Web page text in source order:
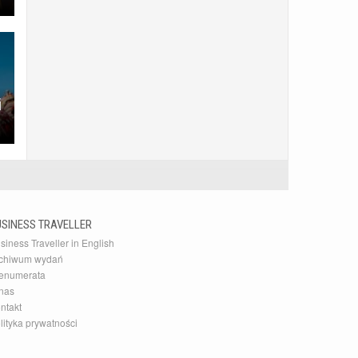
TRAVELLER
Traveller in English
wydań
prywatności